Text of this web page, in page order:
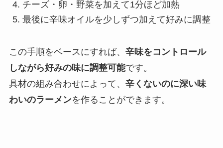
チーズ・卵・野菜を加えて1分ほど加熱
最後に辛味オイルを少しずつ加えて好みに調整
この手順をベースにすれば、 辛味をコントロール
しながら好みの味に調整可能です。
具材の組み合わせによって、 辛くないのに深い味
わいのラーメンを作ることができます。